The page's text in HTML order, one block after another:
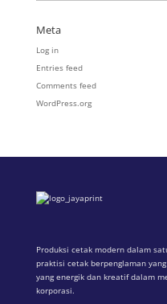
Meta
Log in
Entries feed
Comments feed
WordPress.org
Produksi cetak modern dalam
praktisi cetak berpenglaman
yang energik dan kreatif dalam
korporasi.